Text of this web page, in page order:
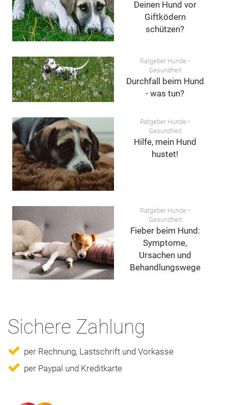
Beginn, die Änderung oder Beendigung einer Behandlung von Krankheiten
Ihres Tieres verwendet werden. Konsultieren Sie bei gesundheitlichen
Fragen oder Beschwerden bei Ihrem Tier immer den Tierarzt Ihres
Vertrauens!
Deinen Hund vor
Giftködern
schützen?
Ratgeber Hunde •
Gesundheit
Durchfall beim Hund
- was tun?
Ratgeber Hunde •
Gesundheit
Hilfe, mein Hund
hustet!
Ratgeber Hunde •
Gesundheit
Fieber beim Hund:
Symptome,
Ursachen und
Behandlungswege
Sichere Zahlung
per Rechnung, Lastschrift und Vorkasse
per Paypal und Kreditkarte